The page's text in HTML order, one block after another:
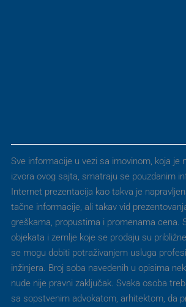
Sve informacije u vezi sa imovinom, koja je
izvora ovog sajta, smatraju se pouzdanim
Internet prezentacija kao takva je
tačne informacije, ali takav vid
greškama, propustima i promenama cena.
objekata i zemlje koje se prodaju su
se mogu dobiti potraživanjem usluga
inžinjera. Broj soba navedenih u opisima
nude nije pravni zaključak. Svaka osoba
sa sopstvenim advokatom, arhitektom, da